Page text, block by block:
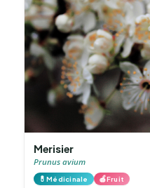
Merisier
Prunus avium
💊Médicinale 🍎Fruit